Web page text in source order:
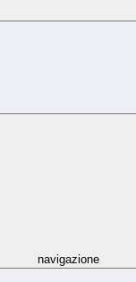
navigazione